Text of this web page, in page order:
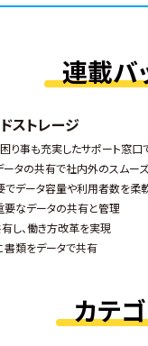
連載バ
ストレージ
り事も充実したサポート窓口
ータの共有で社内外のスムー
データ容量や利用者数を柔
なデータの共有と管理
し、働き方改革を実現
類をデータで共有
カテ